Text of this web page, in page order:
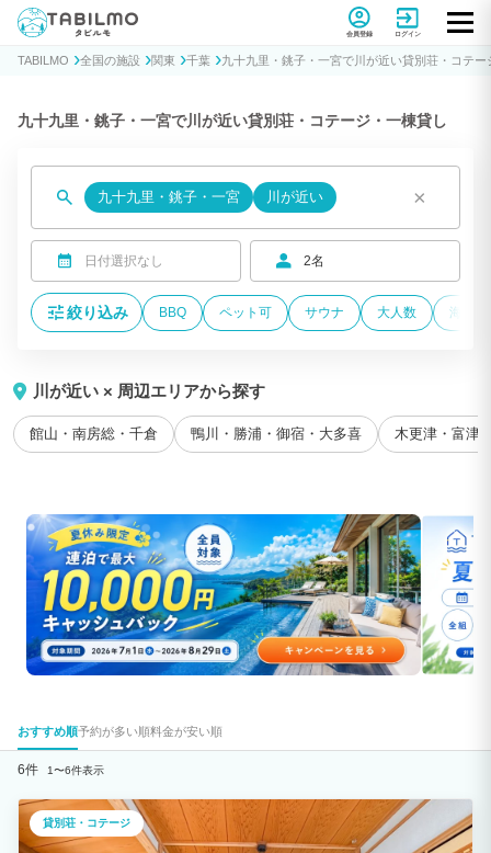
貸別荘コテージ・一棟貸し宿泊予約サイトTABILMO(タビルモ)
会員登録 ログイン
TABILMO 全国の施設 関東 千葉 九十九里・銚子・一宮で川が近い貸別荘・コテー
九十九里・銚子・一宮で川が近い貸別荘・コテージ・一棟貸し
九十九里・銚子・一宮 川が近い ×
日付選択なし 2名
絞り込み BBQ ペット可 サウナ 大人数 海が
川が近い × 周辺エリアから探す
館山・南房総・千倉 鴨川・勝浦・御宿・大多喜 木更津・富津
おすすめ順予約が多い順料金が安い順
6件 1〜6件表示
貸別荘・コテージ